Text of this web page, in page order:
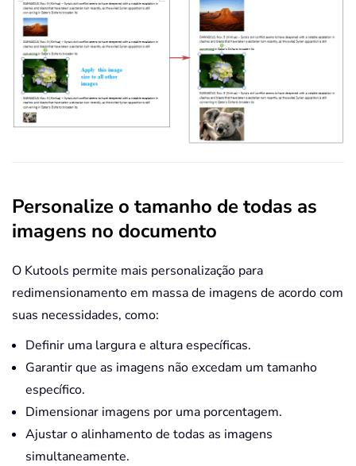
Personalize o tamanho de todas as
imagens no documento
O Kutools permite mais personalização para
redimensionamento em massa de imagens de acordo com
suas necessidades, como:
Definir uma largura e altura específicas.
Garantir que as imagens não excedam um tamanho
específico.
Dimensionar imagens por uma porcentagem.
Ajustar o alinhamento de todas as imagens
simultaneamente.